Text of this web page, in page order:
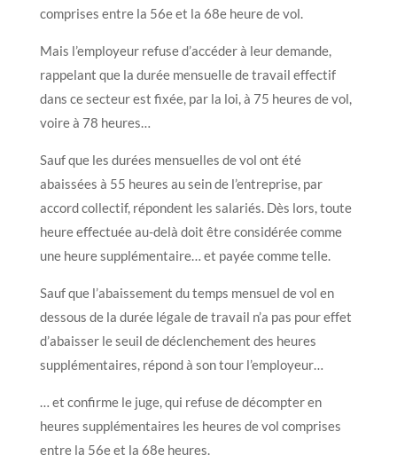
comprises entre la 56e et la 68e heure de vol.
Mais l’employeur refuse d’accéder à leur demande,
rappelant que la durée mensuelle de travail effectif
dans ce secteur est fixée, par la loi, à 75 heures de vol,
voire à 78 heures…
Sauf que les durées mensuelles de vol ont été
abaissées à 55 heures au sein de l’entreprise, par
accord collectif, répondent les salariés. Dès lors, toute
heure effectuée au-delà doit être considérée comme
une heure supplémentaire… et payée comme telle.
Sauf que l’abaissement du temps mensuel de vol en
dessous de la durée légale de travail n’a pas pour effet
d’abaisser le seuil de déclenchement des heures
supplémentaires, répond à son tour l’employeur…
… et confirme le juge, qui refuse de décompter en
heures supplémentaires les heures de vol comprises
entre la 56e et la 68e heures.